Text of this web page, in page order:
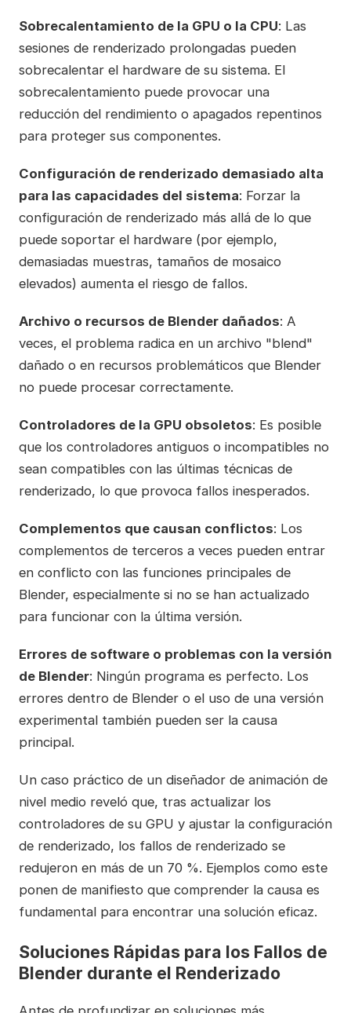
Sobrecalentamiento de la GPU o la CPU: Las
sesiones de renderizado prolongadas pueden
sobrecalentar el hardware de su sistema. El
sobrecalentamiento puede provocar una
reducción del rendimiento o apagados repentinos
para proteger sus componentes.
Configuración de renderizado demasiado alta
para las capacidades del sistema: Forzar la
configuración de renderizado más allá de lo que
puede soportar el hardware (por ejemplo,
demasiadas muestras, tamaños de mosaico
elevados) aumenta el riesgo de fallos.
Archivo o recursos de Blender dañados: A
veces, el problema radica en un archivo "blend"
dañado o en recursos problemáticos que Blender
no puede procesar correctamente.
Controladores de la GPU obsoletos: Es posible
que los controladores antiguos o incompatibles no
sean compatibles con las últimas técnicas de
renderizado, lo que provoca fallos inesperados.
Complementos que causan conflictos: Los
complementos de terceros a veces pueden entrar
en conflicto con las funciones principales de
Blender, especialmente si no se han actualizado
para funcionar con la última versión.
Errores de software o problemas con la versión
de Blender: Ningún programa es perfecto. Los
errores dentro de Blender o el uso de una versión
experimental también pueden ser la causa
principal.
Un caso práctico de un diseñador de animación de
nivel medio reveló que, tras actualizar los
controladores de su GPU y ajustar la configuración
de renderizado, los fallos de renderizado se
redujeron en más de un 70 %. Ejemplos como este
ponen de manifiesto que comprender la causa es
fundamental para encontrar una solución eficaz.
Soluciones Rápidas para los Fallos de
Blender durante el Renderizado